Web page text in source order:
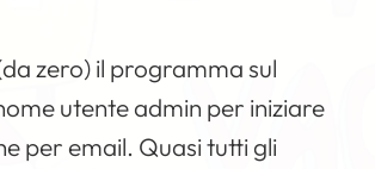
zero) il programma sul
utente admin per iniziare
per email. Quasi tutti gli